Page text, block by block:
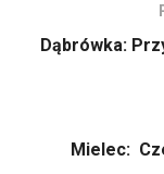
Dąbrówka:
Mielec: